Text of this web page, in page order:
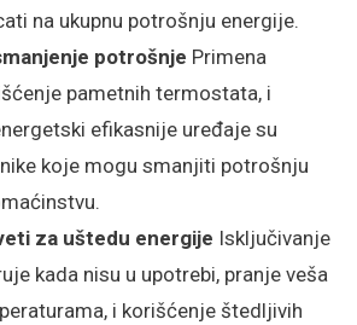
na ukupnu potrošnju energije.
potrošnje Primena
pametnih termostata, i
efikasnije uređaje su
koje mogu smanjiti potrošnju
za uštedu energije Isključivanje
kada nisu u upotrebi, pranje veša
i korišćenje štedljivih